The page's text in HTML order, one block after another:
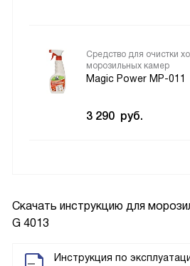
Скачать инструкцию для
G 4013
Инструкция по
Средство для очистки
морозильных камер
Magic Power MP-011
3 290 руб.